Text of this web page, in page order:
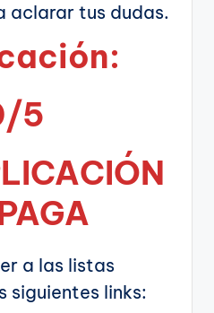
aclarar tus dudas.
5
CIÓN
a las listas
siguientes links: